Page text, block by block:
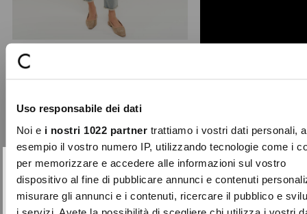
Uso responsabile dei dati
Noi e i nostri 1022 partnertrattiamo i vostri dati personali,
esempio il vostro numero IP, utilizzando tecnologie come i
per memorizzare e accedere alle informazioni sul vostro
dispositivo al fine di pubblicare annunci e contenuti
misurare gli annunci e i contenuti, ricercare il pubblico e
i servizi. Avete la possibilità di scegliere chi utilizza i vostri
sandblasted wash for a lived-in
effect, the Kate capri p ...
reduced
from
€89.00 to €26.70
-70%
Close
SUBSCRIBE TO OUR
NEWSLETTER